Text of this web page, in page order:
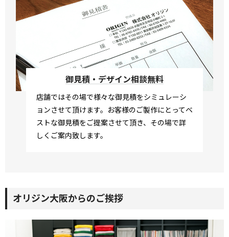
御見積・デザイン相談無料
店舗ではその場で様々な御見積をシミュレーシ
ョンさせて頂けます。お客様のご製作にとってベ
ストな御見積をご提案させて頂き、その場で詳
しくご案内致します。
オリジン大阪からのご挨拶